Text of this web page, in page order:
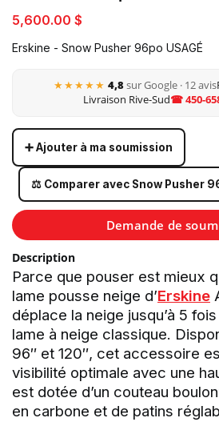
5,600.00 $
Erskine - Snow Pusher 96po USAGÉ
★★★★★ 4,8 sur Google · 12 avis
Livraison Rive-Sud☎ 450-
➕ Ajouter à ma soumission
⚖️ Comparer avec Snow Pusher
Demande de
Description
Parce que pouser est mieux
lame pousse neige d’Erskine
déplace la neige jusqu’à 5
lame à neige classique.
96″ et 120″, cet accessoire
visibilité optimale avec une
est dotée d’un couteau
en carbone et de patins